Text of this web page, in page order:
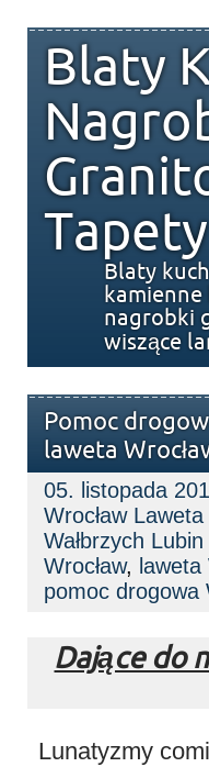
Blaty
Blaty
nagrobki
wiszące
Pomoc
laweta
05. listopada
Wrocław
Wałbrzych
Wrocław, laweta
pomoc drogowa
Dające do
Lunatyzmy